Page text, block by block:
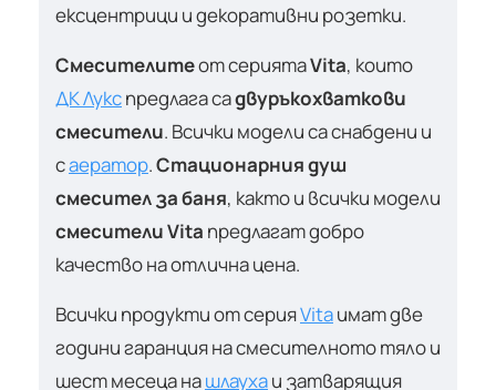
ексцентрици и декоративни розетки.
Смесителитеот сериятаVita, които
ДК Лукспредлага садвуръкохваткови
смесители. Всички модели са снабдени и
саератор.Стационарния душ
смесител за баня, както и всички модели
смесители Vita предлагат добро
качество на отлична цена.
Всички продукти от серияVitaимат две
години гаранция на смесителното тяло и
шест месеца нашлаухаи затварящия